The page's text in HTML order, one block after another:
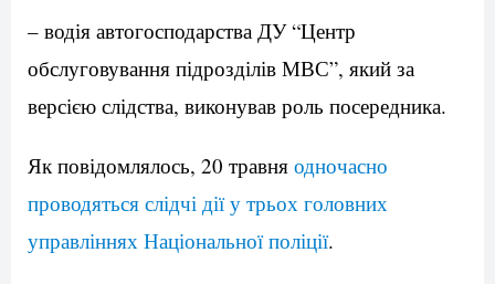
– водія автогосподарства ДУ “Центр
обслуговування підрозділів МВС”, який за
версією слідства, виконував роль посередника.
Як повідомлялось, 20 травня одночасно
проводяться слідчі дії у трьох головних
управліннях Національної поліції.